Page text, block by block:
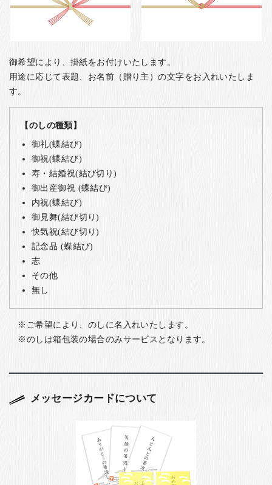
御希望により、掛紙をお付けいたします。
用途に応じて表題、お名前（贈り主）の文字をお入れいたしま
す。
【のしの種類】
御礼(蝶結び)
御祝(蝶結び)
寿・結婚祝(結び切り)
御出産御祝 (蝶結び)
内祝(蝶結び)
御見舞(結び切り)
快気祝(結び切り)
記念品 (蝶結び)
志
その他
無し
ご希望により、のしに名入れいたします。
のしは箱包装の場合のみサービスとなります。
メッセージカードについて